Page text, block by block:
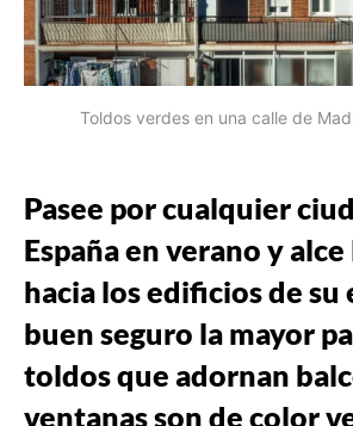
Toldos verdes en una calle de
Pasee por cualquier
España en verano y
hacia los edificios de
buen seguro la mayor
toldos que adornan
ventanas son de color